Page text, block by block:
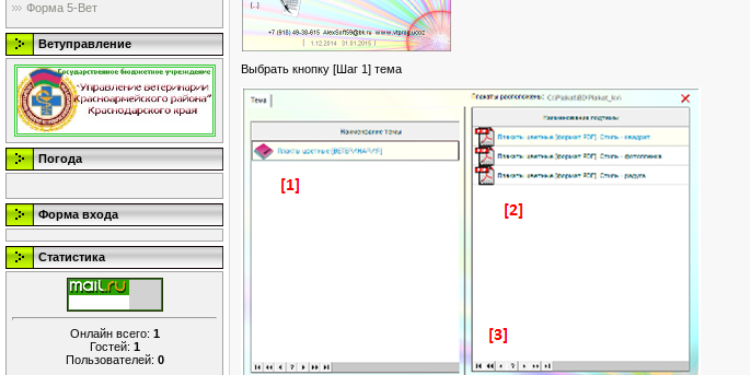
Форма 5-Вет
Ветуправление
Погода
Форма входа
Статистика
Онлайн всего: 1
Гостей: 1
Пользователей: 0
Выбрать кнопку [Шаг 1] тема